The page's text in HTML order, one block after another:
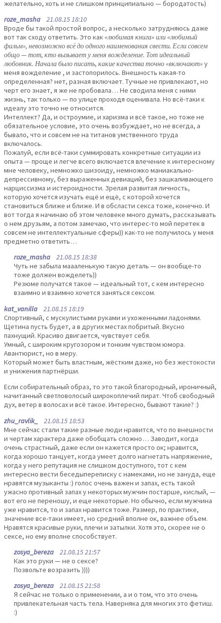
желательно, хоть и не слишком принципиально — бородатость)
roze_masha 21.08.15 18:10
Вроде бы такой простой вопрос, а несколько затрудняюсь даже
вот так сходу ответить. Это как«любимая книга» или «любимый
фильм», невозможно всё до одного наименования свести. Если совсем
общо — тот, кто вызывает у меня вожделение. Тот идеальный
любовник. Начала было писать, какие качества точно «включают»у
меня вожделение , и застопорилось. Внешность какая-то
определенная? нет, разная включает. Тучные не привлекают, но
черт его знает, я же не пробовала… Не сводила меня с ними
жизнь, так только — по улице проходя оценивала. Но всё-таки к
идеалу это точно не относится.
Интеллект? Да, и остроумие, и харизма и всё такое, но тоже не
обязательное условие, это очень возбуждает, но не всегда, а
бывало, что и совсем не на титанов умственного труда
включалось.
Пожалуй, если всё-таки суммировать конкретные ситуации из
опыта — проще и легче всего включается влечение к интересному
мне человеку, немножко шизоиду, немножко маниакально-
депрессивному, без выраженных девиаций, без зашкаливающего
нарциссизма и истероидности. Зрелая развитая личность,
которую хочется изучать ещё и ещё, с которой хочется
становиться ближе и ближе. И в обсласти секса тоже, конечно. И
вот тогда я начинаю об этом человеке много думать, рассказывать
о нем друзьям, а потом замечаю, что интерес-то мой перетек в
совсем не интеллектуальные сферы)) как-то не получилось у меня
предметно ответить…
roze_masha 21.08.15 18:38
Чуть не забыла маааленькую такую деталь — он вообще-то
тоже должен вожделеть))
Резюме получатся такое — идеальный тот, с кем интересно
взаимно и взаимно хочется заняться сексом.
kat_vanilla 21.08.15 18:19
Спортивный, с мускулистыми руками и ухоженными ладонями.
Щетина пусть будет, а в других местах побритый. Вкусно
пахнущий. Красиво двигается, чувствует себя.
Умный, с широким кругозором и тонким чувством юмора.
Авантюрист, но в меру.
Который может быть властным, жёстким даже, но без жестокости
и унижения партнёрши.
Если собирательный образ, то это такой благородный, ироничный,
начитанный светловолосый широкоплечий пират. Чтоб свободный
дух, ветер в волосах и всё такое. Интересно, бывают такие? :)
zhu_ravlik_
21.08.15 18:53
Мне сейчас стали такие разные люди нравится, что по внешности
и чертам характера даже обобщать сложно… Заводит, когда
очень страстный, даже если он кажется просто ок; нравится,
когда хорошо танцует, когда умеет долго нагнетать напряжение,
когда у него репутация не слишком доступного, тот с кем
интересно вести беседыпереписку с намеками, но не зануда, еще
нравятся музыканты :) голос очень важен и запах, есть такой
ужасно противный запах у некоторых мужчин постарше, кислый, —
вот его не переношу, и еще некоторые. Но обычно, если мужчина
уже нравится, то и запах нравится тоже. Размер, по практике,
значение все-таки имеет, но средний вполне ок, важнее объем.
Нравятся красивые руки, плечи и затылки. Хотя это, скорее не о
сексе, но ему вполне способствует.
zosya_bereza 21.08.15 21:57
Как это руки — не о сексе?
Позвольте возразить ))))
zosya_bereza 21.08.15 21:58
Я сейчас не только о применении, а и о том, что это очень
привлекательная часть тела. Наверняка для многих это фетиш.
:)